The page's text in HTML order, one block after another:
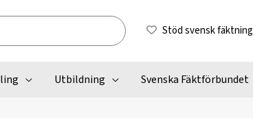
Stöd svensk fäktning
Utbildning Svenska Fäktförbundet